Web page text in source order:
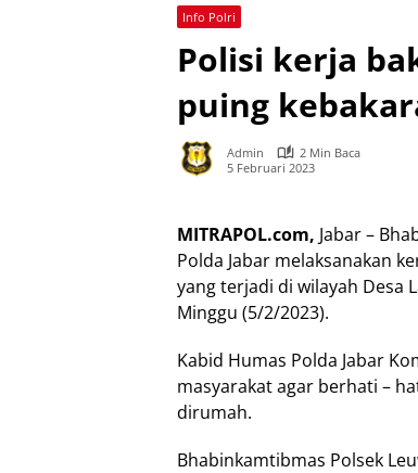
Info Polri
Polisi kerja
puing
Admin
2 Min Baca
5 Februari 2023
MITRAPOL.com, Jabar –
Polda Jabar melaksanakan
yang terjadi di wilayah Desa
Minggu (5/2/2023).
Kabid Humas Polda Jabar
masyarakat agar berhati –
dirumah.
Bhabinkamtibmas Polsek